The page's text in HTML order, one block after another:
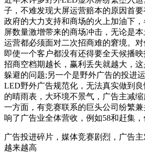
子，不难发现大屏运营赔本的原因首
政府的大力支持和商场的火上加油下
屏数量激增带来的商场冲击，无论是
运营都必须面对二次招商难的窘境。对
即使一个客户都没有还得要全天候播
招商空档期越长，赢利丢失就越大，
躲避的问题;另一个是野外广告的投进
LED野外广告规范化，无法真实做到
的晴雨表，大环境不景气，广告主减
一方面，有竞赛联系的巨头公司纷繁
响了广告业全体营收，例如58和赶集，
广告投进碎片，媒体竞赛剧烈，广告
越来越高